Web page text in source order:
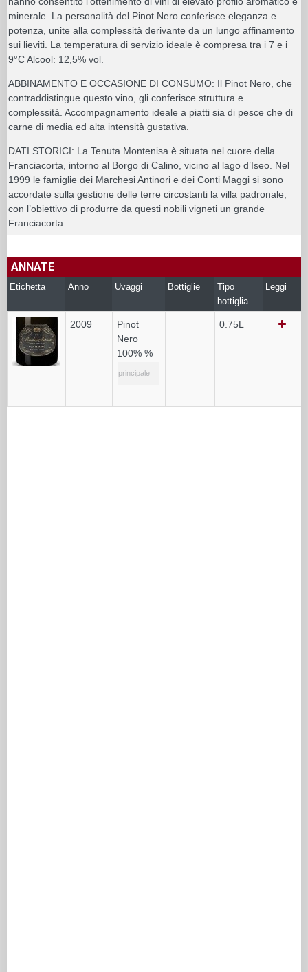
minerale. La personalità del Pinot Nero conferisce eleganza e
potenza, unite alla complessità derivante da un lungo affinamento
sui lieviti. La temperatura di servizio ideale è compresa tra i 7 e i
9°C Alcool: 12,5% vol.
ABBINAMENTO E OCCASIONE DI CONSUMO: Il Pinot Nero, che
contraddistingue questo vino, gli conferisce struttura e
complessità. Accompagnamento ideale a piatti sia di pesce che di
carne di media ed alta intensità gustativa.
DATI STORICI: La Tenuta Montenisa è situata nel cuore della
Franciacorta, intorno al Borgo di Calino, vicino al lago d’Iseo. Nel
1999 le famiglie dei Marchesi Antinori e dei Conti Maggi si sono
accordate sulla gestione delle terre circostanti la villa padronale,
con l’obiettivo di produrre da questi nobili vigneti un grande
Franciacorta.
ANNATE
Etichetta Anno Uvaggi Bottiglie
Tipo
bottiglia
Leggi
2009
Pinot
Nero
100% %
principale
0.75L